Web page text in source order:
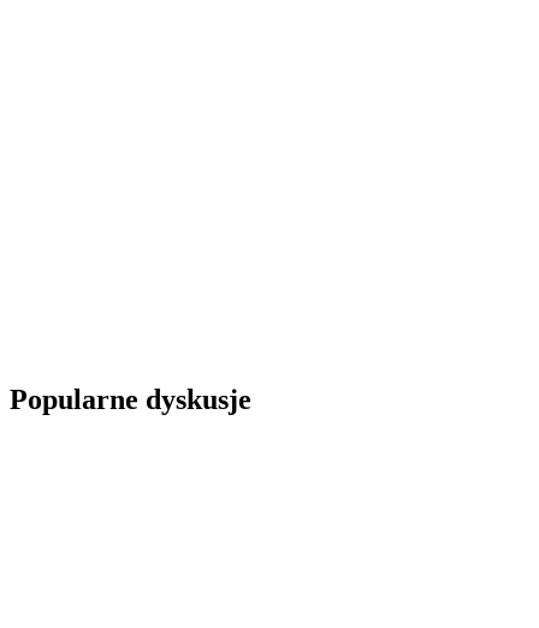
Popularne dyskusje